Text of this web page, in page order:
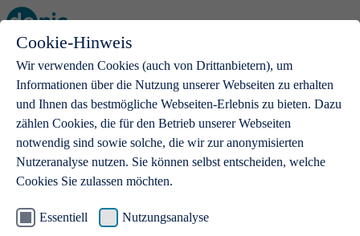
Cookie-Hinweis
Wir verwenden Cookies (auch von Drittanbietern), um
Informationen über die Nutzung unserer Webseiten zu erhalten
und Ihnen das bestmögliche Webseiten-Erlebnis zu bieten. Dazu
zählen Cookies, die für den Betrieb unserer Webseiten
notwendig sind sowie solche, die wir zur anonymisierten
Nutzeranalyse nutzen. Sie können selbst entscheiden, welche
Cookies Sie zulassen möchten.
Essentiell Nutzungsanalyse
Open main menu
.de-Domains
Mit einer .de-Domain erhalten Ideen eine Bühne